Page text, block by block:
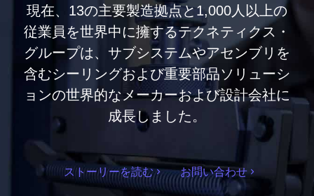
現在、13の主要製造拠点と1,000人以上の
従業員を世界中に擁するテクネティクス・
グループは、サブシステムやアセンブリを
含むシーリングおよび重要部品ソリューシ
ョンの世界的なメーカーおよび設計会社に
成長しました。
ストーリーを読む お問い合わせ